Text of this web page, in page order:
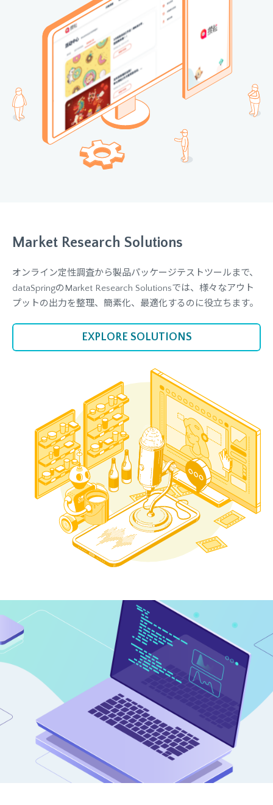
Market Research Solutions
オンライン定性調査から製品パッケージテストツールまで、
dataSpringのMarket Research Solutionsでは、様々なアウト
プットの出力を整理、簡素化、最適化するのに役立ちます。
EXPLORE SOLUTIONS